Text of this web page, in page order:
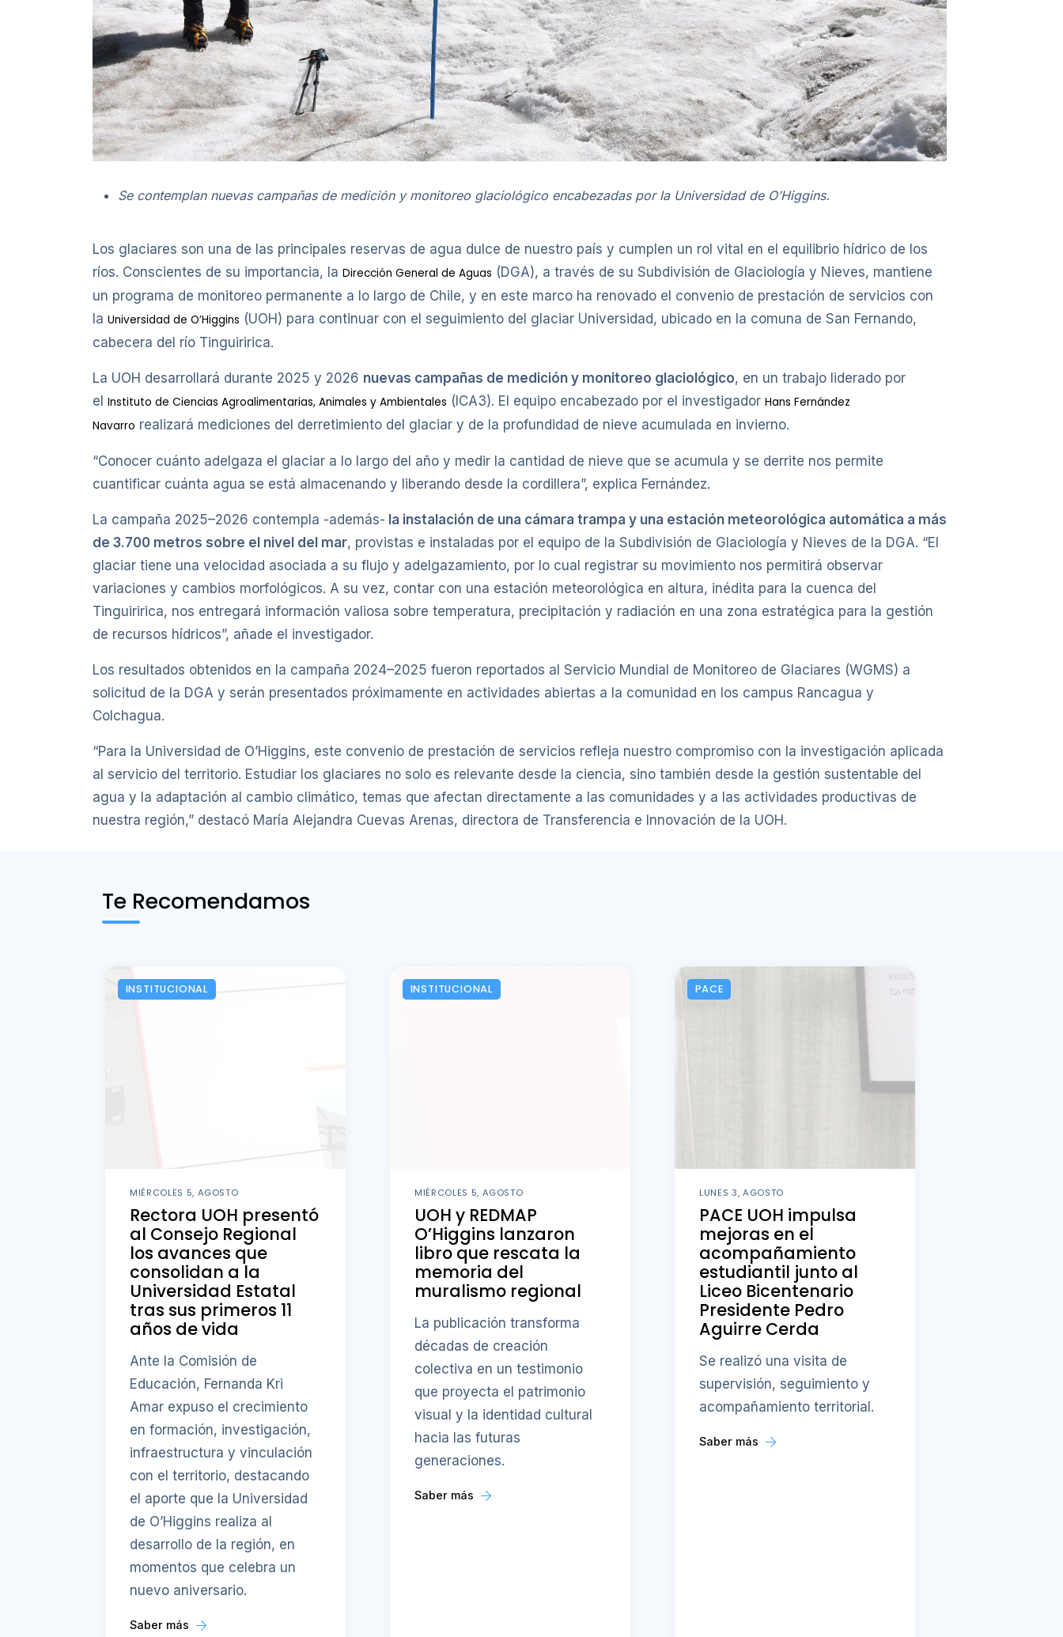
Se contemplan nuevas campañas de medición y monitoreo glaciológico encabezadas por la Universidad de O’Higgins.
Los glaciares son una de las principales reservas de agua dulce de nuestro país y cumplen un rol vital en el equilibrio hídrico de los
ríos. Conscientes de su importancia, la Dirección General de Aguas (DGA), a través de su Subdivisión de Glaciología y Nieves, mantiene
un programa de monitoreo permanente a lo largo de Chile, y en este marco ha renovado el convenio de prestación de servicios con
la Universidad de O’Higgins (UOH) para continuar con el seguimiento del glaciar Universidad, ubicado en la comuna de San Fernando,
cabecera del río Tinguiririca.
La UOH desarrollará durante 2025 y 2026 nuevas campañas de medición y monitoreo glaciológico, en un trabajo liderado por
el Instituto de Ciencias Agroalimentarias, Animales y Ambientales (ICA3). El equipo encabezado por el investigador Hans Fernández
Navarro realizará mediciones del derretimiento del glaciar y de la profundidad de nieve acumulada en invierno.
“Conocer cuánto adelgaza el glaciar a lo largo del año y medir la cantidad de nieve que se acumula y se derrite nos permite
cuantificar cuánta agua se está almacenando y liberando desde la cordillera”, explica Fernández.
La campaña 2025–2026 contempla -además- la instalación de una cámara trampa y una estación meteorológica automática a más
de 3.700 metros sobre el nivel del mar, provistas e instaladas por el equipo de la Subdivisión de Glaciología y Nieves de la DGA. “El
glaciar tiene una velocidad asociada a su flujo y adelgazamiento, por lo cual registrar su movimiento nos permitirá observar
variaciones y cambios morfológicos. A su vez, contar con una estación meteorológica en altura, inédita para la cuenca del
Tinguiririca, nos entregará información valiosa sobre temperatura, precipitación y radiación en una zona estratégica para la gestión
de recursos hídricos”, añade el investigador.
Los resultados obtenidos en la campaña 2024–2025 fueron reportados al Servicio Mundial de Monitoreo de Glaciares (WGMS) a
solicitud de la DGA y serán presentados próximamente en actividades abiertas a la comunidad en los campus Rancagua y
Colchagua.
“Para la Universidad de O’Higgins, este convenio de prestación de servicios refleja nuestro compromiso con la investigación aplicada
al servicio del territorio. Estudiar los glaciares no solo es relevante desde la ciencia, sino también desde la gestión sustentable del
agua y la adaptación al cambio climático, temas que afectan directamente a las comunidades y a las actividades productivas de
nuestra región,” destacó María Alejandra Cuevas Arenas, directora de Transferencia e Innovación de la UOH.
Te Recomendamos
INSTITUCIONAL
MIÉRCOLES 5, AGOSTO
Rectora UOH presentó
al Consejo Regional
los avances que
consolidan a la
Universidad Estatal
tras sus primeros 11
años de vida
Ante la Comisión de
Educación, Fernanda Kri
Amar expuso el crecimiento
en formación, investigación,
infraestructura y vinculación
con el territorio, destacando
el aporte que la Universidad
de O’Higgins realiza al
desarrollo de la región, en
momentos que celebra un
nuevo aniversario.
Saber más
INSTITUCIONAL
MIÉRCOLES 5, AGOSTO
UOH y REDMAP
O’Higgins lanzaron
libro que rescata la
memoria del
muralismo regional
La publicación transforma
décadas de creación
colectiva en un testimonio
que proyecta el patrimonio
visual y la identidad cultural
hacia las futuras
generaciones.
Saber más
PACE
LUNES 3, AGOSTO
PACE UOH impulsa
mejoras en el
acompañamiento
estudiantil junto al
Liceo Bicentenario
Presidente Pedro
Aguirre Cerda
Se realizó una visita de
supervisión, seguimiento y
acompañamiento territorial.
Saber más